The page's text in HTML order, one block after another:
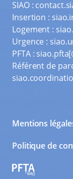
SIAO :
Insertion :
Logement :
Urgence :
PFTA :
Référent de
Mentions
Politique de
PFTA